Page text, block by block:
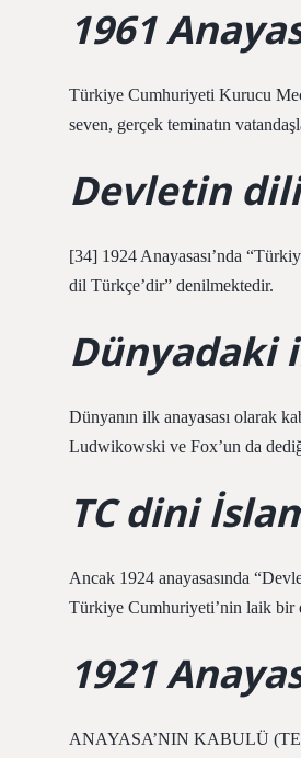
1961
Türkiye Cumhuriyeti Kurucu
seven, gerçek teminatın
Devletin
[34] 1924 Anayasası’nda
dil Türkçe’dir” denilmektedir.
Dünyadaki
Dünyanın ilk anayasası olarak
Ludwikowski ve Fox’un da
TC dini
Ancak 1924 anayasasında
Türkiye Cumhuriyeti’nin laik bir
1921
ANAYASA’NIN KABULÜ